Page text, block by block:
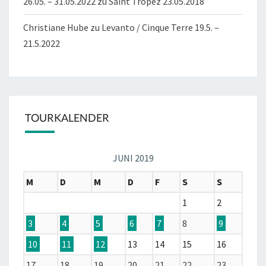
Christiane Hube zu Levanto / Cinque Terre 19.5. –
21.5.2022
TOURKALENDER
JUNI 2019
M
D M D F S
S
1
2
3
4 5 6 7 8
9
10
11 12 13 14 15
16